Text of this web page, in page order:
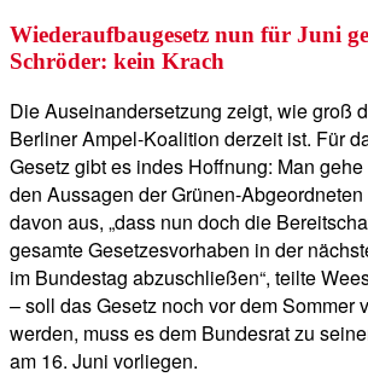
Wiederaufbaugesetz nun für Juni
Schröder: kein Krach
Die Auseinandersetzung zeigt, wie groß
Berliner Ampel-Koalition derzeit ist. Für
Gesetz gibt es indes Hoffnung: Man gehe
den Aussagen der Grünen-
davon aus, „dass nun doch die
gesamte Gesetzesvorhaben in der
im Bundestag abzuschließen“, teilte
– soll das Gesetz noch vor dem Sommer
werden, muss es dem Bundesrat zu
am 16. Juni vorliegen.